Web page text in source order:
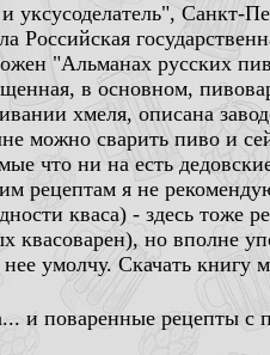
уксусоделатель", Санкт-
Российская
"Альманах русских
в основном,
хмеля, описана
можно сварить пиво и
что ни на есть
рецептам я не
кваса) - здесь тоже
квасоварен), но вполне
нее умолчу. Скачать
и поваренные рецепты с